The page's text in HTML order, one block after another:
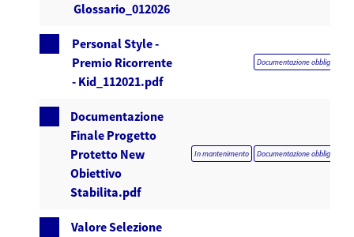
Glossario_012026
Personal Style -
Premio Ricorrente
- Kid_112021.pdf
Documentazione obbligatoria
Documentazione
Finale Progetto
Protetto New
Obiettivo
Stabilita.pdf
In mantenimento Documentazione obbligatoria
Valore Selezione